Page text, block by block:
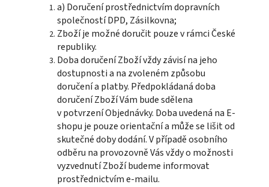
a) Doručení prostřednictvím dopravních
společností DPD, Zásilkovna;
Zboží je možné doručit pouze v rámci České
republiky.
Doba doručení Zboží vždy závisí na jeho
dostupnosti a na zvoleném způsobu
doručení a platby. Předpokládaná doba
doručení Zboží Vám bude sdělena
v potvrzení Objednávky. Doba uvedená na E-
shopu je pouze orientační a může se lišit od
skutečné doby dodání. V případě osobního
odběru na provozovně Vás vždy o možnosti
vyzvednutí Zboží budeme informovat
prostřednictvím e-mailu.